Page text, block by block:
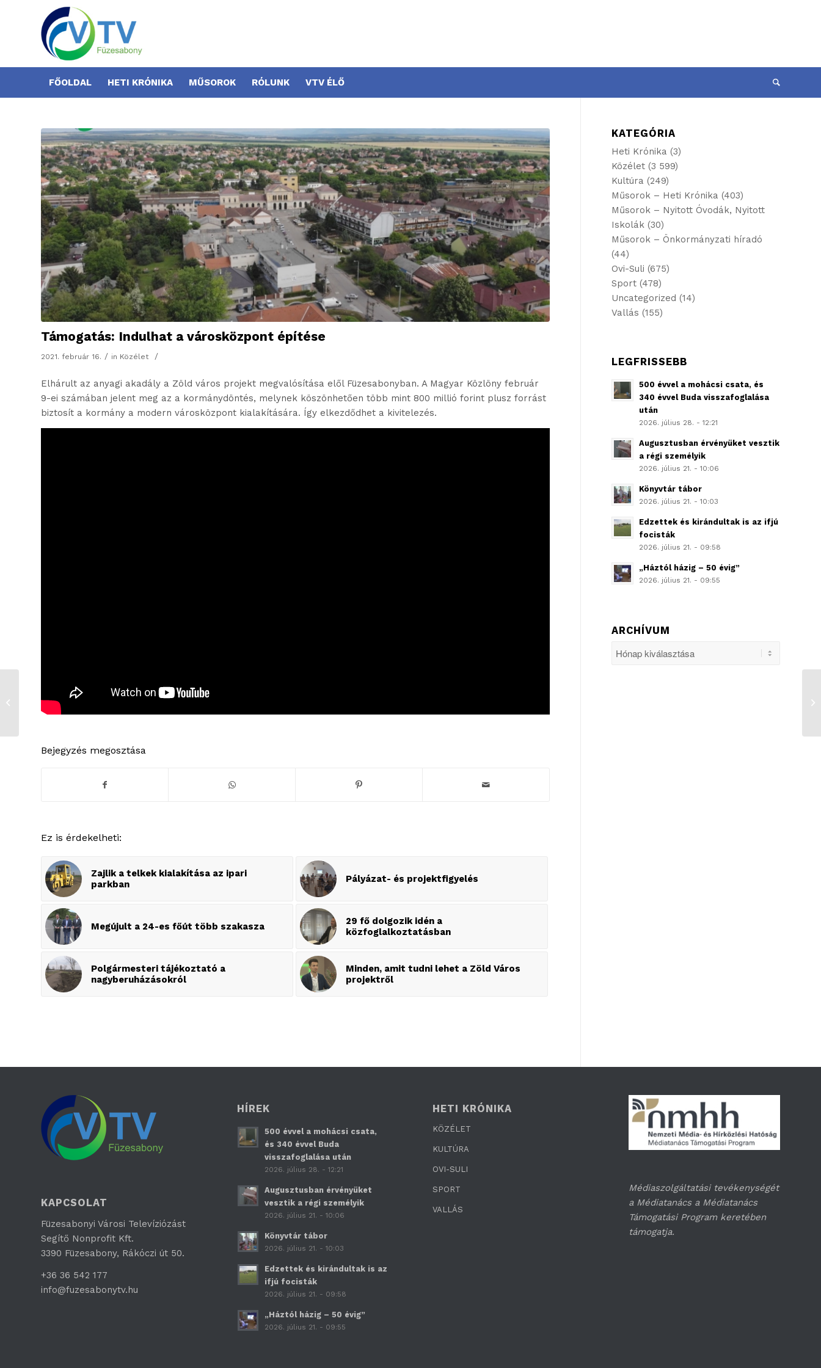
FŐOLDAL HETI KRÓNIKA MŰSOROK RÓLUNK VTV ÉLŐ
Támogatás: Indulhat a városközpont építése
2021. február 16. / in Közélet /
Elhárult az anyagi akadály a Zöld város projekt megvalósítása elől Füzesabonyban. A Magyar Közlöny február
9-ei számában jelent meg az a kormánydöntés, melynek köszönhetően több mint 800 millió forint plusz forrást
biztosít a kormány a modern városközpont kialakítására. Így elkezdődhet a kivitelezés.
Bejegyzés megosztása
Ez is érdekelheti:
Zajlik a telkek kialakítása az ipari
parkban
Pályázat- és projektfigyelés
Megújult a 24-es főút több szakasza
29 fő dolgozik idén a
közfoglalkoztatásban
Polgármesteri tájékoztató a
nagyberuházásokról
Minden, amit tudni lehet a Zöld Város
projektről
KATEGÓRIA
Heti Krónika (3)
Közélet (3 599)
Kultúra (249)
Műsorok – Heti Krónika (403)
Műsorok – Nyitott Óvodák, Nyitott
Iskolák (30)
Műsorok – Önkormányzati híradó
(44)
Ovi-Suli (675)
Sport (478)
Uncategorized (14)
Vallás (155)
LEGFRISSEBB
500 évvel a mohácsi csata, és
340 évvel Buda visszafoglalása
után
2026. július 28. - 12:21
Augusztusban érvényüket vesztik
a régi személyik
2026. július 21. - 10:06
Könyvtár tábor
2026. július 21. - 10:03
Edzettek és kirándultak is az ifjú
focisták
2026. július 21. - 09:58
„Háztól házig – 50 évig”
2026. július 21. - 09:55
ARCHÍVUM
KAPCSOLAT
Füzesabonyi Városi Televíziózást
Segítő Nonprofit Kft.
3390 Füzesabony, Rákóczi út 50.
+36 36 542 177
info@fuzesabonytv.hu
HÍREK
500 évvel a mohácsi csata,
és 340 évvel Buda
visszafoglalása után
2026. július 28. - 12:21
Augusztusban érvényüket
vesztik a régi személyik
2026. július 21. - 10:06
Könyvtár tábor
2026. július 21. - 10:03
Edzettek és kirándultak is az
ifjú focisták
2026. július 21. - 09:58
„Háztól házig – 50 évig”
2026. július 21. - 09:55
HETI KRÓNIKA
KÖZÉLET
KULTÚRA
OVI-SULI
SPORT
VALLÁS
Médiaszolgáltatási tevékenységét
a Médiatanács a Médiatanács
Támogatási Program keretében
támogatja.
bizonyítványosztás az
általános iskolákban